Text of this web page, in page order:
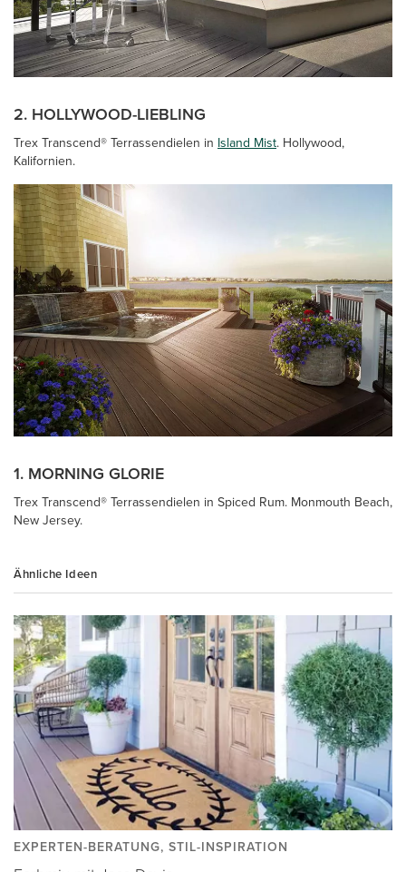
2. HOLLYWOOD-LIEBLING
Trex Transcend® Terrassendielen in Island Mist. Hollywood,
Kalifornien.
1. MORNING GLORIE
Trex Transcend® Terrassendielen in Spiced Rum. Monmouth Beach,
New Jersey.
Ähnliche Ideen
EXPERTEN-BERATUNG, STIL-INSPIRATION